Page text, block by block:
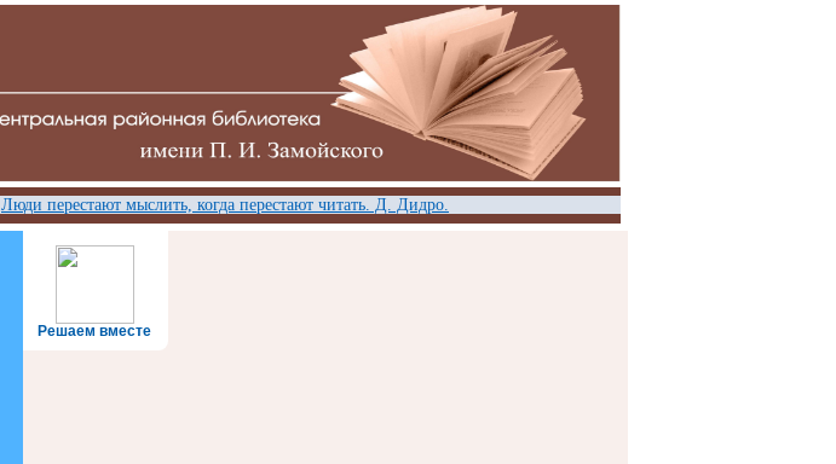
Люди перестают мыслить, когда перестают читать. Д. Дидро.
Решаем вместе